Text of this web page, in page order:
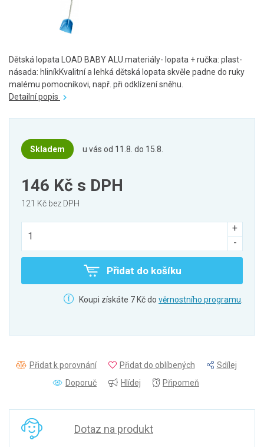
Dětská lopata LOAD BABY ALU.materiály- lopata + ručka: plast-
násada: hliníkKvalitní a lehká dětská lopata skvěle padne do ruky
malému pomocníkovi, např. při odklízení sněhu.
Detailní popis
Skladem u vás od 11.8. do 15.8.
146 Kč s DPH
121 Kč bez DPH
Přidat do košíku
Koupi získáte 7 Kč do věrnostního programu.
Přidat k porovnání Přidat do oblíbených
Sdílej
Doporuč
Hlídej Připomeň
Dotaz na produkt